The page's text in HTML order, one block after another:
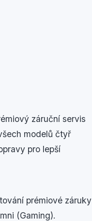
záruční servis
modelů čtyř
pro lepší
prémiové záruky
(Gaming).